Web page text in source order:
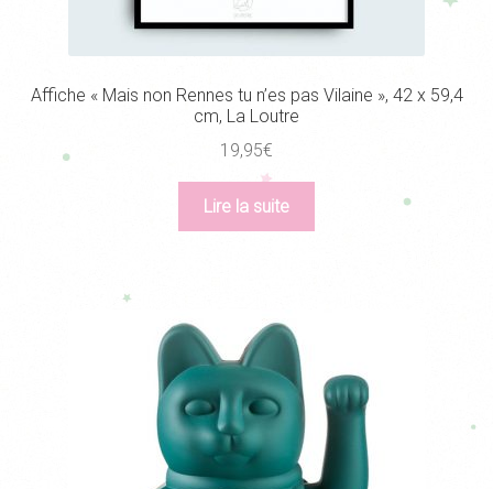
Affiche « Mais non Rennes tu n’es pas Vilaine », 42 x 59,4
cm, La Loutre
19,95€
Lire la suite